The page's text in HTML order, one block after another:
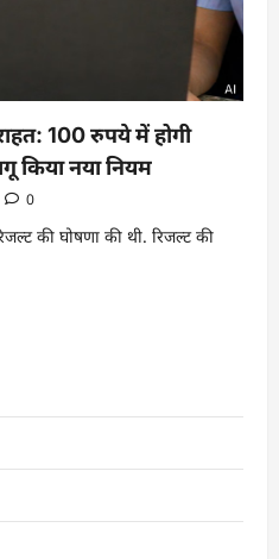
राहत: 100 रुपये में होगी
किया नया नियम
0
की घोषणा की थी. रिजल्ट की